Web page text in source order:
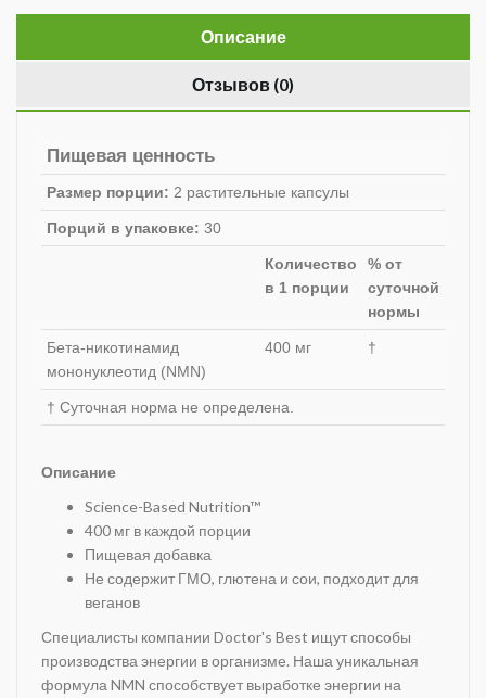
Описание
Отзывов (0)
Пищевая ценность
Размер порции: 2 растительные капсулы
Порций в упаковке: 30
Количество
в 1 порции
% от
суточной
нормы
Бета-никотинамид
мононуклеотид (NMN)
400 мг †
† Суточная норма не определена.
Описание
Science-Based Nutrition™
400 мг в каждой порции
Пищевая добавка
Не содержит ГМО, глютена и сои, подходит для
веганов
Специалисты компании Doctor's Best ищут способы
производства энергии в организме. Наша уникальная
формула NMN способствует выработке энергии на